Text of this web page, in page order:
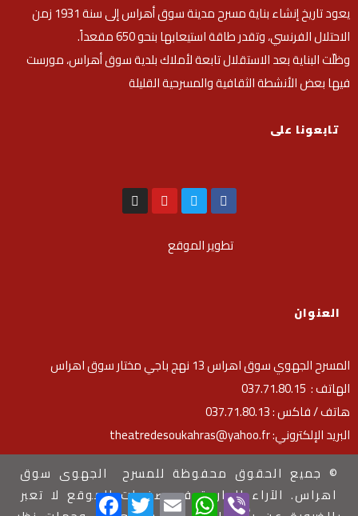
يعود تاريخ إنشاء بناية مسرح مدينة سوق أهراس إلى سنة 1931 زمن
الاحتلال الفرنسي، وتقدر طاقة استيعابها بنحو 650 مقعداً.
وظلّت البناية بعد الاستقلال تابعة لأملاك بلدية سوق أهراس، مورست
فيها بعض الأنشطة الثقافية والمسرحية القليلة
تابعونا على
تطوير الموقع
العنوان
المسرح الجهوي سوق اهراس 13 نهج باجي مختار سوق اهراس
الهاتف : 037.71.80.15
هاتف / فاكس : 037.71.80.13
البريد الإلكتروني: theatredesoukahras@yahoo.fr
© جميع الحقوق محفوظة للمسرح الجهوى سوق
اهراس. الآراء الواردة في صفحات الموقع لا تعبر
FacebookTwitterEmail
WhatsApp Viber